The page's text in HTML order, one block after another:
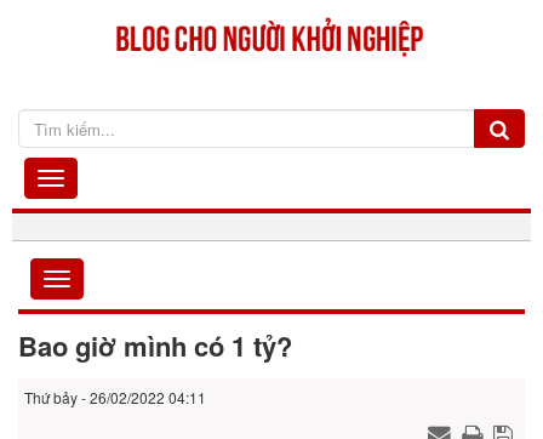
Bao giờ mình có 1 tỷ?
Thứ bảy - 26/02/2022 04:11